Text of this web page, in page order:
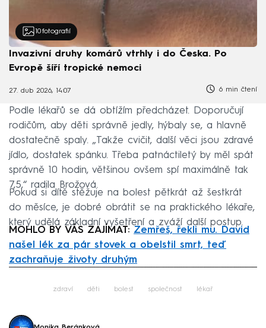
10 fotografií
Invazivní druhy komárů vtrhly i do Česka. Po
Evropě šíří tropické nemoci
27. dub 2026, 14:07 6 min čtení
Podle lékařů se dá obtížím předcházet. Doporučují
rodičům, aby děti správně jedly, hýbaly se, a hlavně
dostatečně spaly. „Takže cvičit, další věci jsou zdravé
jídlo, dostatek spánku. Třeba patnáctiletý by měl spát
správně 10 hodin, většinou ovšem spí maximálně tak
7,5,“ radila Brožová.
Pokud si dítě stěžuje na bolest pětkrát až šestkrát
do měsíce, je dobré obrátit se na praktického lékaře,
který udělá základní vyšetření a zváží další postup.
MOHLO BY VÁS ZAJÍMAT: Zemřeš, řekli mu. David
našel lék za pár stovek a obelstil smrt, teď
zachraňuje životy druhým
zdraví děti bolest společnost lékař